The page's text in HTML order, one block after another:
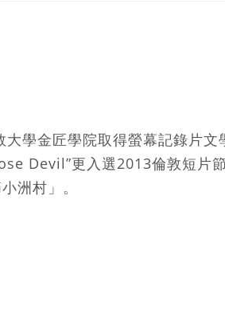
學金匠學院取得螢幕記錄片文
Devil”更入選2013倫敦短片
洲村」。